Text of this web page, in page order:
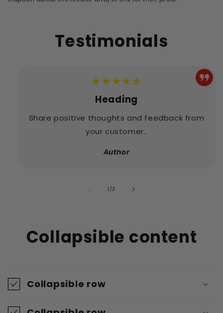
Testimonials
★★★★★
Heading
Share positive thoughts and feedback from
your customer..
Author
1 /von
3
Collapsible content
Collapsible row